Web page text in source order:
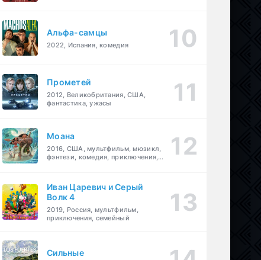
Альфа-самцы
2022, Испания, комедия
Прометей
2012, Великобритания, США,
фантастика, ужасы
Моана
2016, США, мультфильм, мюзикл,
фэнтези, комедия, приключения,
Иван Царевич и Серый
Волк 4
2019, Россия, мультфильм,
приключения, семейный
Сильные